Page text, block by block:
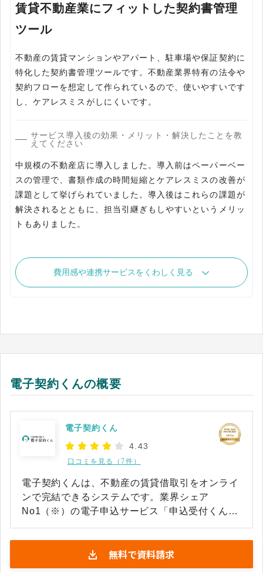
賃貸不動産業にフィットした契約書管理
ツール
不動産の賃貸マンションやアパート、駐車場や保証契約に
特化した契約書管理ツールです。不動産業界特有の法令や
契約フローを想定して作られているので、使いやすいです
し、ケアレスミスがしにくいです。
サービス導入後の効果・メリット・解決したことを教
えてください
中規模の不動産店に導入しました。導入前はペーパーベー
スの管理で、書類作成の時間短縮とケアレスミスの改善が
課題として挙げられていました。導入後はこれらの課題が
解決されるとともに、担当引継ぎもしやすいというメリッ
トもありました。
費用感や連携サービスをくわしく見る
電子契約くんの概要
電子契約くん
4.43
口コミを見る（7件）
電子契約くんは、不動産の賃貸借取引をオンライ
ンで完結できるシステムです。業界シェア
No1（※）の電子申込サービス「申込受付くん」
インで完結することによってペーパレス化・業務
効率化を実現します。また、保証会社をはじめと
する事業者と連携しているため、保証委託契約書
無料で資料請求